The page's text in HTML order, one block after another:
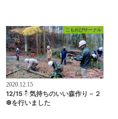
こもれびサークル
2020.12.15
12/15
気持ちのいい森作り－２
❆を行いました